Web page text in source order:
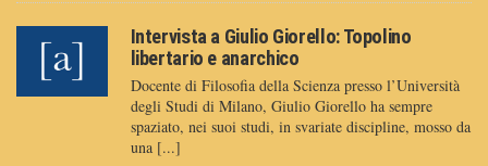
Intervista a Giulio Giorello: Topolino
libertario e anarchico
Docente di Filosofia della Scienza presso l’Università
degli Studi di Milano, Giulio Giorello ha sempre
spaziato, nei suoi studi, in svariate discipline, mosso da
una [...]